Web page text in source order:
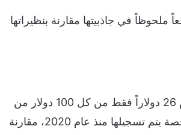
ملحوظاً في جاذبيتها مقارنة بنظيراتها
وأوضح البنك أن الأسهم الأميركية استقطبت منذ بداية العام 26 دولاراً فقط من كل 100 دولار من
حصة يتم تسجيلها منذ عام 2020، مقارنة